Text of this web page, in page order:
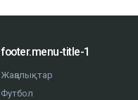
footer.menu-title-1
Жаңалықтар
Футбол